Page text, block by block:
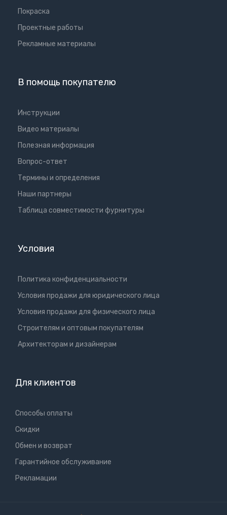
Покраска
Проектные работы
Рекламные материалы
В помощь покупателю
Инструкции
Видео материалы
Полезная информация
Вопрос-ответ
Термины и определения
Наши партнеры
Таблица совместимости фурнитуры
Условия
Политика конфиденциальности
Условия продажи для юридического лица
Условия продажи для физического лица
Cтроителям и оптовым покупателям
Aрхитекторам и дизайнерам
Для клиентов
Способы оплаты
Скидки
Обмен и возврат
Гарантийное обслуживание
Рекламации